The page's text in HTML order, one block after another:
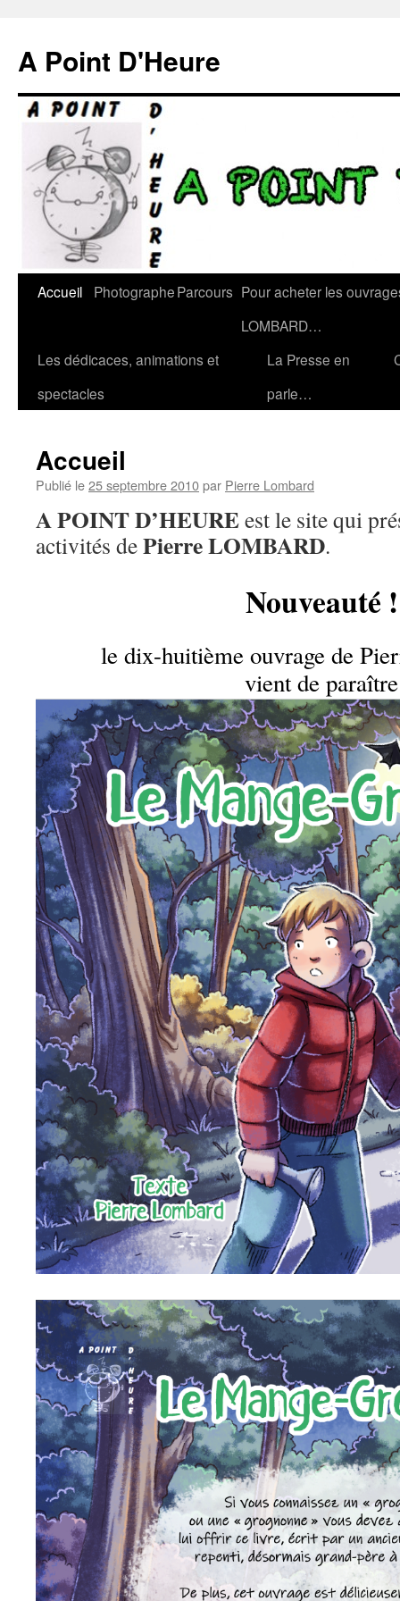
A Point D'Heure
Accueil PhotographeParcours Pour acheter les
LOMBARD…
Les dédicaces, animations et
spectacles
La Presse en
parle…
Accueil
Publié le25 septembre 2010par Pierre Lombard
A POINT D’HEUREest le site qui
activités dePierre LOMBARD.
Nouveauté !
le dix-huitième ouvrage de
vient de paraître